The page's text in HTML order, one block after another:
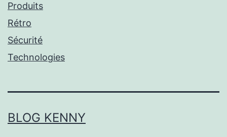
Produits
Rétro
Sécurité
Technologies
BLOG KENNY